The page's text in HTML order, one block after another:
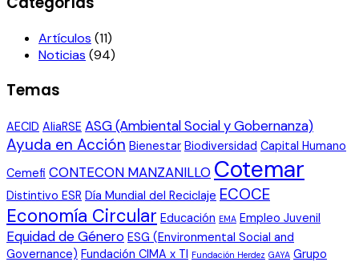
Artículos (11)
Noticias (94)
Temas
AECID AliaRSE ASG (Ambiental Social y Gobernanza)
Ayuda en Acción Bienestar Biodiversidad Capital Humano
Cemefi CONTECON MANZANILLO Cotemar
Distintivo ESR Día Mundial del Reciclaje ECOCE
Economía Circular Educación EMA Empleo Juvenil
Equidad de Género ESG (Environmental Social and
Governance) Fundación CIMA x TI Fundación Herdez GAYA Grupo